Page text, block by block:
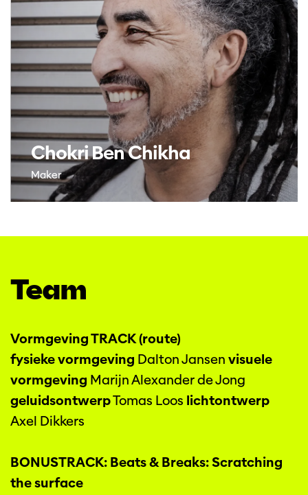
Chokri Ben Chikha
Maker
Team
Vormgeving TRACK (route)
fysieke vormgeving Dalton Jansen visuele
vormgeving Marijn Alexander de Jong
geluidsontwerpTomas Loos lichtontwerp
Axel Dikkers
BONUSTRACK: Beats & Breaks: Scratching
the surface